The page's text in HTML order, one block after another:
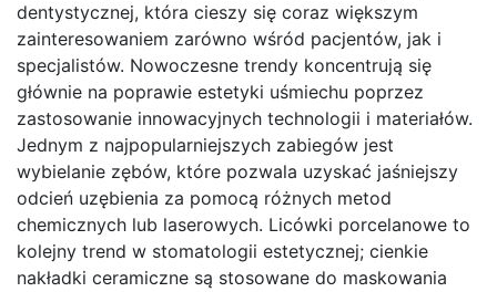
dentystycznej, która cieszy się coraz większym
zainteresowaniem zarówno wśród pacjentów, jak i
specjalistów. Nowoczesne trendy koncentrują się
głównie na poprawie estetyki uśmiechu poprzez
zastosowanie innowacyjnych technologii i materiałów.
Jednym z najpopularniejszych zabiegów jest
wybielanie zębów, które pozwala uzyskać jaśniejszy
odcień uzębienia za pomocą różnych metod
chemicznych lub laserowych. Licówki porcelanowe to
kolejny trend w stomatologii estetycznej; cienkie
nakładki ceramiczne są stosowane do maskowania